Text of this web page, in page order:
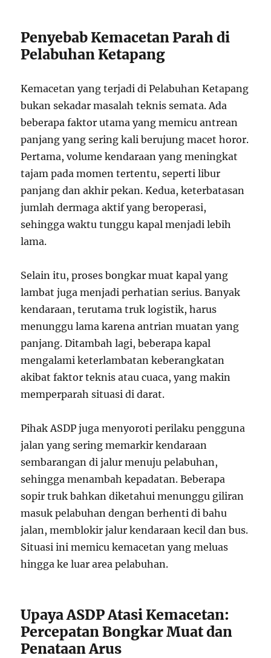
Penyebab Kemacetan Parah di
Pelabuhan Ketapang
Kemacetan yang terjadi di Pelabuhan Ketapang
bukan sekadar masalah teknis semata. Ada
beberapa faktor utama yang memicu antrean
panjang yang sering kali berujung macet horor.
Pertama, volume kendaraan yang meningkat
tajam pada momen tertentu, seperti libur
panjang dan akhir pekan. Kedua, keterbatasan
jumlah dermaga aktif yang beroperasi,
sehingga waktu tunggu kapal menjadi lebih
lama.
Selain itu, proses bongkar muat kapal yang
lambat juga menjadi perhatian serius. Banyak
kendaraan, terutama truk logistik, harus
menunggu lama karena antrian muatan yang
panjang. Ditambah lagi, beberapa kapal
mengalami keterlambatan keberangkatan
akibat faktor teknis atau cuaca, yang makin
memperparah situasi di darat.
Pihak ASDP juga menyoroti perilaku pengguna
jalan yang sering memarkir kendaraan
sembarangan di jalur menuju pelabuhan,
sehingga menambah kepadatan. Beberapa
sopir truk bahkan diketahui menunggu giliran
masuk pelabuhan dengan berhenti di bahu
jalan, memblokir jalur kendaraan kecil dan bus.
Situasi ini memicu kemacetan yang meluas
hingga ke luar area pelabuhan.
Upaya ASDP Atasi Kemacetan:
Percepatan Bongkar Muat dan
Penataan Arus